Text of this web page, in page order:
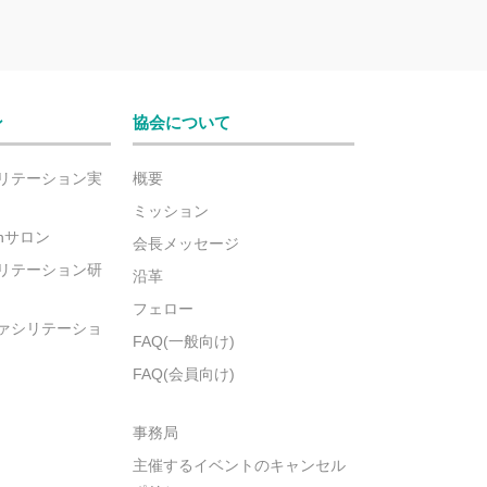
テーション実
ロン
テーション研
シリテーショ
協会について
概要
ミッション
会長メッセージ
沿革
フェロー
FAQ(一般向け)
FAQ(会員向け)
事務局
主催するイベントのキャンセル